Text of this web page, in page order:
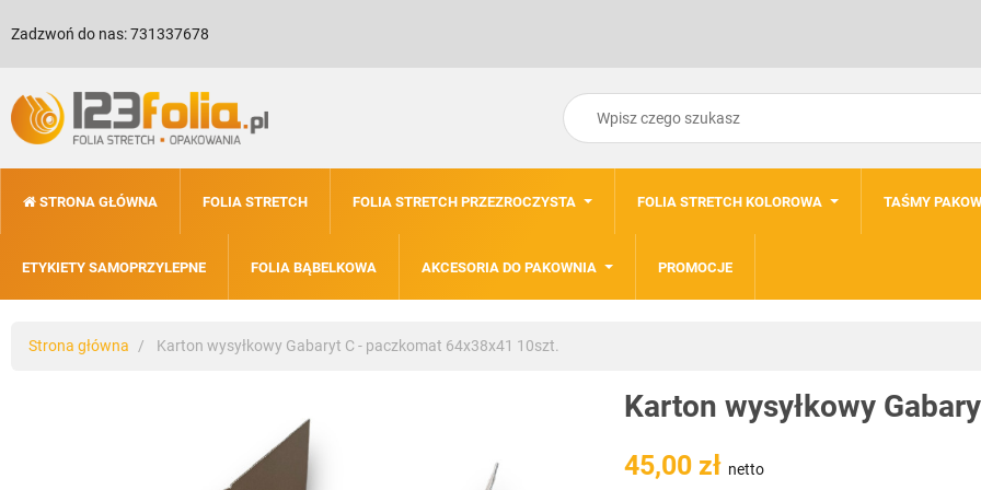
Zadzwoń do nas:731337678
STRONA GŁÓWNA FOLIA STRETCH FOLIA STRETCH PRZEZROCZYSTA FOLIA STRETCH KOLOROWA TAŚMY
ETYKIETY SAMOPRZYLEPNE FOLIA BĄBELKOWA AKCESORIA DO PAKOWNIA PROMOCJE
Strona główna Karton wysyłkowy Gabaryt C - paczkomat 64x38x41 10szt.
Karton wysyłkowy
45,00 zł netto